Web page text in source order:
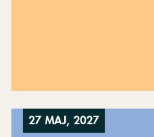
27 MAJ, 2027